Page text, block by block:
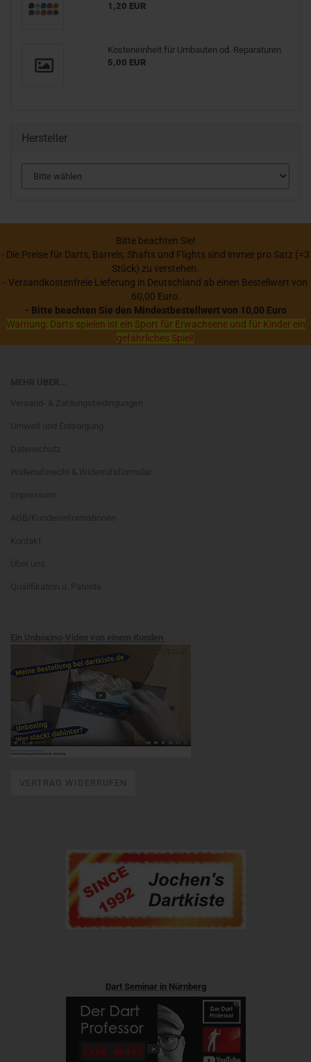
1,20 EUR
Kosteneinheit für Umbauten od. Reparaturen
5,00 EUR
Hersteller
Bitte beachten Sie!
- Die Preise für Darts, Barrels, Shafts und Flights sind immer pro Satz (=3
Stück) zu verstehen.
- Versandkostenfreie Lieferung in Deutschland ab einen Bestellwert von
60,00 Euro.
- Bitte beachten Sie den Mindestbestellwert von 10,00 Euro
Warnung: Darts spielen ist ein Sport für Erwachsene und für Kinder ein
gefährliches Spiel!
VERTRAG WIDERRUFEN
Dart Seminar in Nürnberg